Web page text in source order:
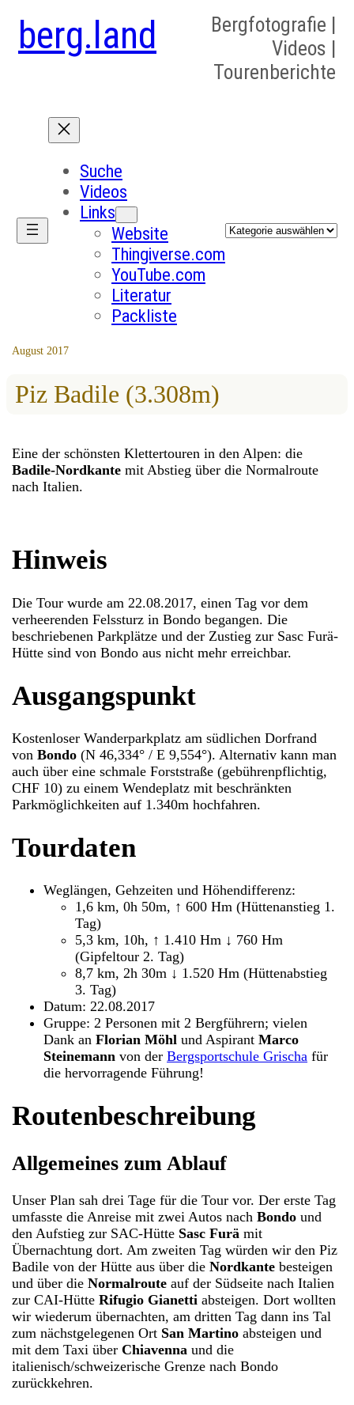
berg.land
Bergfotografie |
Videos |
Tourenberichte
Suche
Videos
Links
Website
Thingiverse.com
YouTube.com
Literatur
Packliste
Kategorien
August 2017
Piz Badile (3.308m)
Eine der schönsten Klettertouren in den Alpen: die
Badile-Nordkante mit Abstieg über die Normalroute
nach Italien.
Hinweis
Die Tour wurde am 22.08.2017, einen Tag vor dem
verheerenden Felssturz in Bondo begangen. Die
beschriebenen Parkplätze und der Zustieg zur Sasc Furä-
Hütte sind von Bondo aus nicht mehr erreichbar.
Ausgangspunkt
Kostenloser Wanderparkplatz am südlichen Dorfrand
vonBondo (N 46,334° / E 9,554°). Alternativ kann man
auch über eine schmale Forststraße (gebührenpflichtig,
CHF 10) zu einem Wendeplatz mit beschränkten
Parkmöglichkeiten auf 1.340m hochfahren.
Tourdaten
Weglängen, Gehzeiten und Höhendifferenz:
1,6 km, 0h 50m, ↑ 600 Hm (Hüttenanstieg 1.
Tag)
5,3 km, 10h, ↑ 1.410 Hm ↓ 760 Hm
(Gipfeltour 2. Tag)
8,7 km, 2h 30m ↓ 1.520 Hm (Hüttenabstieg
3. Tag)
Datum: 22.08.2017
Gruppe: 2 Personen mit 2 Bergführern; vielen
Dank anFlorian Möhl und AspirantMarco
Steinemann von derBergsportschule Grischa für
die hervorragende Führung!
Routenbeschreibung
Allgemeines zum Ablauf
Unser Plan sah drei Tage für die Tour vor. Der erste Tag
umfasste die Anreise mit zwei Autos nachBondo und
den Aufstieg zur SAC-Hütte Sasc Furä mit
Übernachtung dort. Am zweiten Tag würden wir den Piz
Badile von der Hütte aus über dieNordkante besteigen
und über dieNormalroute auf der Südseite nach Italien
zur CAI-HütteRifugio Gianetti absteigen. Dort wollten
wir wiederum übernachten, am dritten Tag dann ins Tal
zum nächstgelegenen Ort San Martino absteigen und
mit dem Taxi überChiavenna und die
italienisch/schweizerische Grenze nach Bondo
zurückkehren.